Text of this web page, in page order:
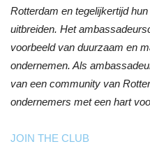
Rotterdam en tegelijkertijd
uitbreiden. Het
voorbeeld van duurzaam en
ondernemen. Als
van een community van
ondernemers met een hart
JOIN THE CLUB